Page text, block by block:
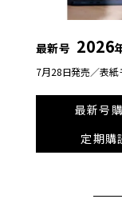
最新号 2026
7月28日発売／表紙
最新号
定期購